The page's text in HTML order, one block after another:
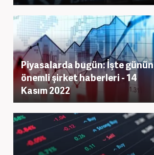
Piyasalarda bugün: İşte günün
önemli şirket haberleri - 14
Kasım 2022